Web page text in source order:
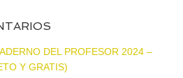
DEL PROFESOR 2024 –
Y GRATIS)